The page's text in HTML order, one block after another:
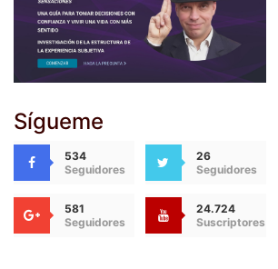
Sígueme
534
Seguidores
26
Seguidores
581
Seguidores
24.724
Suscriptores